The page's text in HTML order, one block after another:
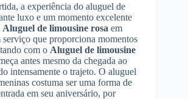
a experiência do aluguel de
luxo e um momento excelente
Aluguel de limousine rosa em
serviço que proporciona momentos
com o Aluguel de limousine
antes mesmo da chegada ao
intensamente o trajeto. O aluguel
costuma ser uma forma de
em seu aniversário, por